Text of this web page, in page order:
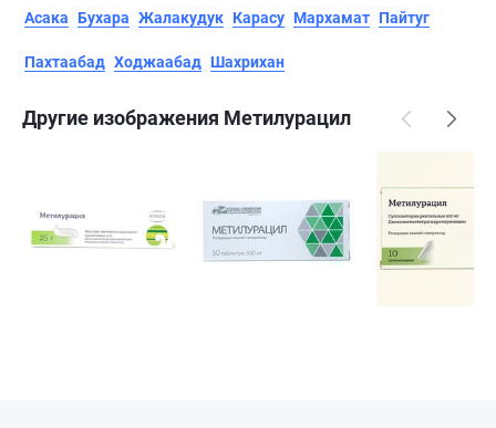
Асака Бухара Жалакудук Карасу Мархамат Пайтуг
Пахтаабад Ходжаабад Шахрихан
Другие изображения Метилурацил